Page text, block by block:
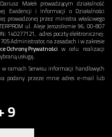
Małek prowadzącym działalność
Ewidencji i Informacji o Działalności
prowadzonej przez ministra właściwego
ul. Aleje Jerozolismie 96, 00-807
140277121, adres poczty elektronicznej:
Administrator, na zasadach i w zakresie
Ochrony Prywatności w celu realizacji
usługę.
ramach Serwisu informacji handlowych
podany przeze mnie adres e-mail lub
9